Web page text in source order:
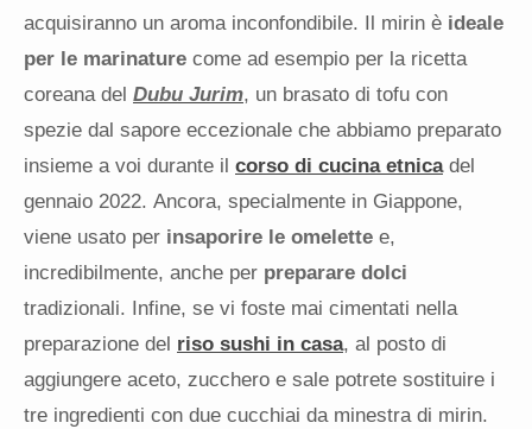
acquisiranno un aroma inconfondibile. Il mirin è ideale
per le marinature come ad esempio per la ricetta
coreana del Dubu Jurim, un brasato di tofu con
spezie dal sapore eccezionale che abbiamo preparato
insieme a voi durante il corso di cucina etnicadel
gennaio 2022. Ancora, specialmente in Giappone,
viene usato per insaporire le omelette e,
incredibilmente, anche per preparare dolci
tradizionali. Infine, se vi foste mai cimentati nella
preparazione del riso sushi in casa, al posto di
aggiungere aceto, zucchero e sale potrete sostituire i
tre ingredienti con due cucchiai da minestra di mirin.